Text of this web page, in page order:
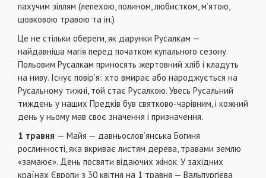
пахучим зіллям (лепехою, полином, любистком, м’ятою,
шовковою травою та ін.)
Це не стільки обереги, як дарунки Русалкам —
найдавніша магія перед початком купального сезону.
Польовим Русалкам приносять жертовний хліб і кладуть
на ниву. Існує повір’я: хто вмирає або народжується на
Русальному тижні, той стає Русалкою. Увесь Русальний
тиждень у наших Предків був святково-чарівним, і кожний
день у ньому мав своє значення і призначення.
1 травня — Майя — давньослов’янська Богиня
рослинності, яка вкриває листям дерева, травами землю
«замаює». День посвяти відаючих жінок. У західних
країнах Європи з 30 квітня на 1 травня — Вальпургієва